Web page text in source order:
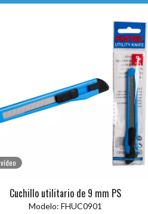
vídeo
Cuchillo utilitario de 9 mm PS
Modelo: FHUC0901